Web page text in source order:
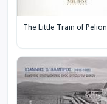
The Little Train of Pelion